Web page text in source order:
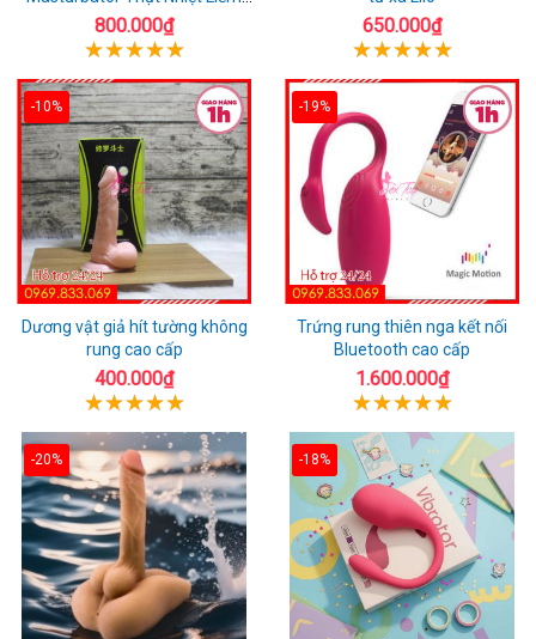
Rung
800.000₫ 650.000₫
-10%
Dương vật giả hít tường không
rung cao cấp
400.000₫
-19%
Trứng rung thiên nga kết nối
Bluetooth cao cấp
1.600.000₫
-20% -18%